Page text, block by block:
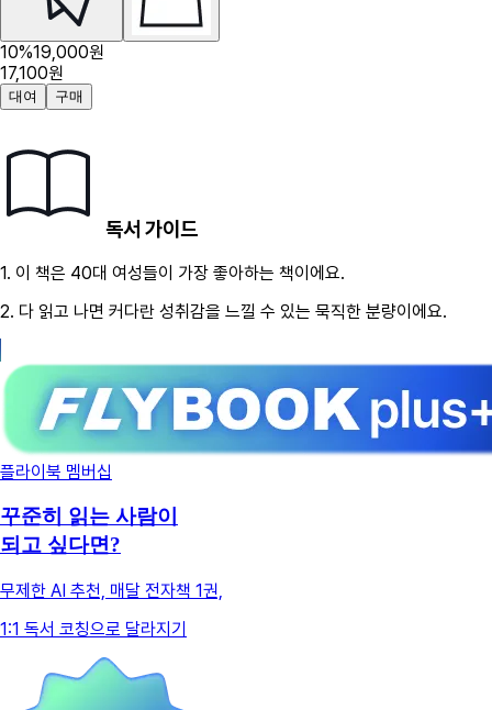
10%19,000원
17,100원
대여 구매
독서 가이드
1. 이 책은 40대 여성들이 가장 좋아하는 책이에요.
2. 다 읽고 나면 커다란 성취감을 느낄 수 있는 묵직한 분량이에요.
플라이북 멤버십
꾸준히 읽는 사람이
되고 싶다면?
무제한 AI 추천, 매달 전자책 1권,
1:1 독서 코칭으로 달라지기